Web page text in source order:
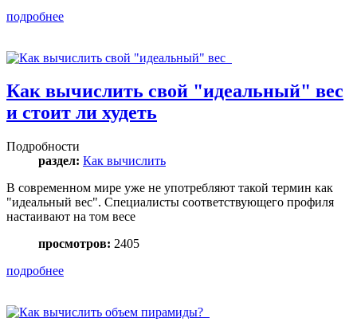
подробнее
Как вычислить свой "идеальный" вес
и стоит ли худеть
Подробности
раздел: Как вычислить
В современном мире уже не употребляют такой термин как
"идеальный вес". Специалисты соответствующего профиля
настаивают на том весе
просмотров: 2405
подробнее